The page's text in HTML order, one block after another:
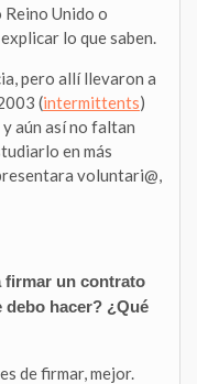
Reino Unido o
lo que saben.
pero allí llevaron a
(intermittents)
aún así no faltan
en más
voluntari@,
firmar un contrato
hacer? ¿Qué
de firmar, mejor.